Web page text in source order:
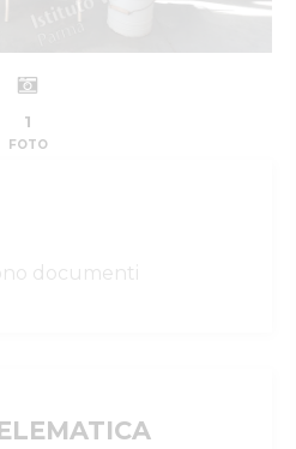
1
FOTO
documenti